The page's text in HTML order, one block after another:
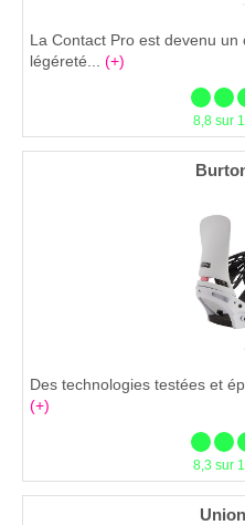
La Contact Pro est devenu un
légéreté... (+)
8,8 sur
Des technologies testées et
(+)
8,3 sur